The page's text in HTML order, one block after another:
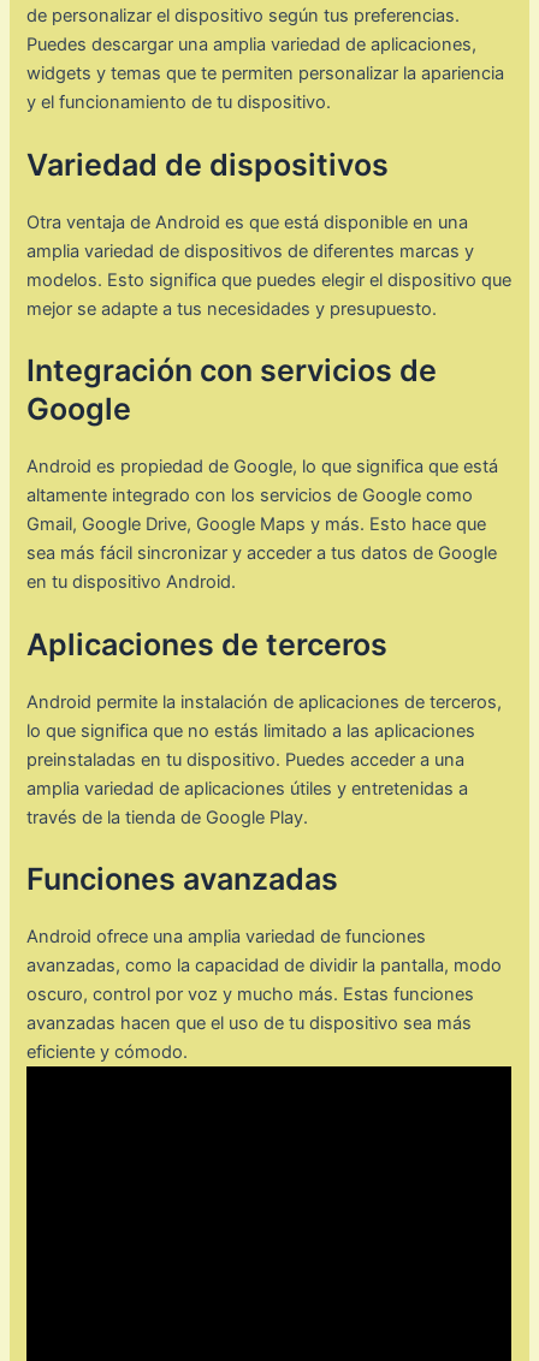
de personalizar el dispositivo según tus preferencias.
Puedes descargar una amplia variedad de aplicaciones,
widgets y temas que te permiten personalizar la apariencia
y el funcionamiento de tu dispositivo.
Variedad de dispositivos
Otra ventaja de Android es que está disponible en una
amplia variedad de dispositivos de diferentes marcas y
modelos. Esto significa que puedes elegir el dispositivo que
mejor se adapte a tus necesidades y presupuesto.
Integración con servicios de
Google
Android es propiedad de Google, lo que significa que está
altamente integrado con los servicios de Google como
Gmail, Google Drive, Google Maps y más. Esto hace que
sea más fácil sincronizar y acceder a tus datos de Google
en tu dispositivo Android.
Aplicaciones de terceros
Android permite la instalación de aplicaciones de terceros,
lo que significa que no estás limitado a las aplicaciones
preinstaladas en tu dispositivo. Puedes acceder a una
amplia variedad de aplicaciones útiles y entretenidas a
través de la tienda de Google Play.
Funciones avanzadas
Android ofrece una amplia variedad de funciones
avanzadas, como la capacidad de dividir la pantalla, modo
oscuro, control por voz y mucho más. Estas funciones
avanzadas hacen que el uso de tu dispositivo sea más
eficiente y cómodo.